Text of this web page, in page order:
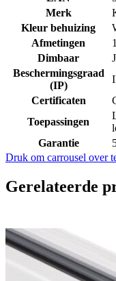
Merk
Kleur behuizing
Afmetingen
Dimbaar
Beschermingsgraad
(IP)
Certificaten
Toepassingen
Garantie
Druk om carrousel over
Gerelateerde